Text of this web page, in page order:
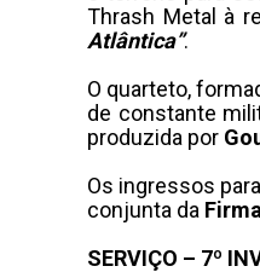
Thrash Metal à
Atlântica”.
O quarteto,
de constante
produzida por
Os ingressos
conjunta da Firma
SERVIÇO – 7º